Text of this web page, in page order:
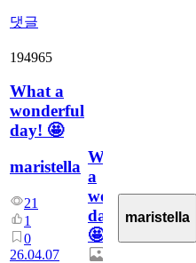
댓글
194965
What a
wonderful
day! 🤩
maristella
21
1
0
26.04.07
What
a
wonderful
day!
🤩
maristella